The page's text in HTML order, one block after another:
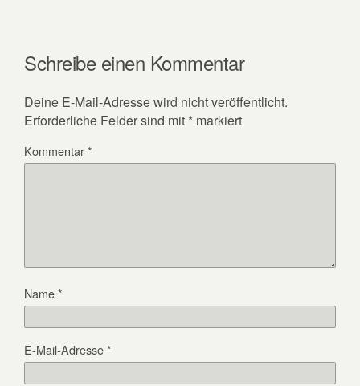
Schreibe einen Kommentar
Deine E-Mail-Adresse wird nicht veröffentlicht.
Erforderliche Felder sind mit * markiert
Kommentar*
Name*
E-Mail-Adresse*